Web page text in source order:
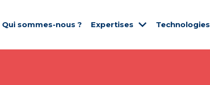
Qui sommes-nous ? Expertises Technologies